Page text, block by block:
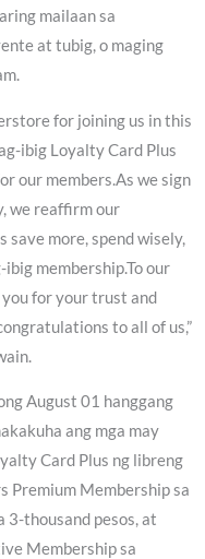
mailaan sa
at tubig, o maging
for joining us in this
ibig Loyalty Card Plus
our members.As we sign
we reaffirm our
more, spend wisely,
membership.To our
for your trust and
to all of us,”
August 01 hanggang
ang mga may
Card Plus ng libreng
Premium Membership sa
3-thousand pesos, at
Membership sa